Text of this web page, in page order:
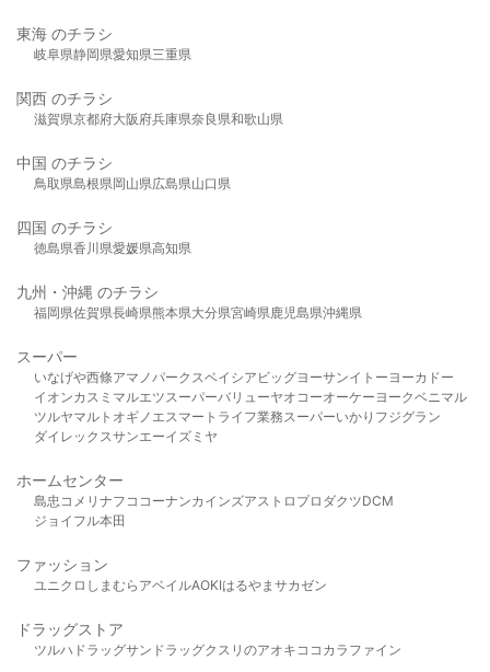
東海 のチラシ
岐阜県静岡県愛知県三重県
関西 のチラシ
滋賀県京都府大阪府兵庫県奈良県和歌山県
中国 のチラシ
鳥取県島根県岡山県広島県山口県
四国 のチラシ
徳島県香川県愛媛県高知県
九州・沖縄 のチラシ
福岡県佐賀県長崎県熊本県大分県宮崎県鹿児島県沖縄県
スーパー
いなげや西條アマノパークスベイシア ビッグヨーサンイトーヨーカドー
イオンカスミ マルエツスーパーバリューヤオコーオーケー ヨークベニマル
ツルヤマルト オギノ エスマート ライフ業務スーパーいかり フジグラン
ダイレックスサンエーイズミヤ
ホームセンター
島忠 コメリ ナフコ コーナンカインズアストロプロダクツDCM
ジョイフル本田
ファッション
ユニクロ しまむら アベイルAOKIはるやま サカゼン
ドラッグストア
ツルハドラッグサンドラッグクスリのアオキ ココカラファイン